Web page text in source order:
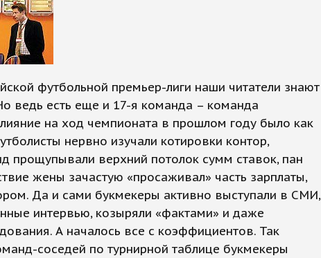
футбольной премьер-лиги наши читатели знают
ведь есть еще и 17-я команда – команда
на ход чемпионата в прошлом году было как
нервно изучали котировки контор,
прощупывали верхний потолок сумм ставок, пан
жены зачастую «просаживал» часть зарплаты,
Да и сами букмекеры активно выступали в СМИ,
интервью, козыряли «фактами» и даже
А началось все с коэффициентов. Так
соседей по турнирной таблице букмекеры